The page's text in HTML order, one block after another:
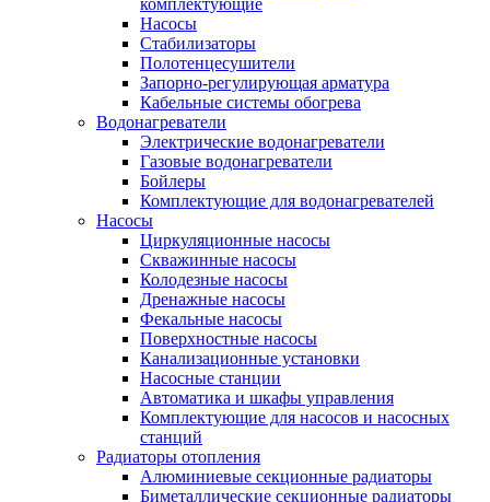
комплектующие
Насосы
Стабилизаторы
Полотенцесушители
Запорно-регулирующая арматура
Кабельные системы обогрева
Водонагреватели
Электрические водонагреватели
Газовые водонагреватели
Бойлеры
Комплектующие для водонагревателей
Насосы
Циркуляционные насосы
Скважинные насосы
Колодезные насосы
Дренажные насосы
Фекальные насосы
Поверхностные насосы
Канализационные установки
Насосные станции
Автоматика и шкафы управления
Комплектующие для насосов и насосных
станций
Радиаторы отопления
Алюминиевые секционные радиаторы
Биметаллические секционные радиаторы